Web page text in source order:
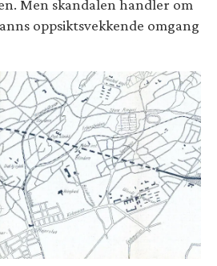
Men skandalen handler om
oppsiktsvekkende omgang